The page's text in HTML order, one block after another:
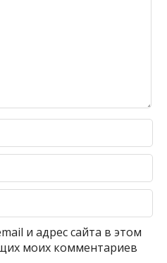
и адрес сайта в этом
моих комментариев